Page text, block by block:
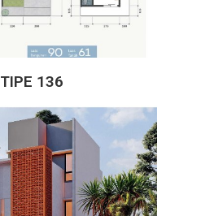
TIPE 136